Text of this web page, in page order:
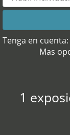
Tenga en
Mas
1